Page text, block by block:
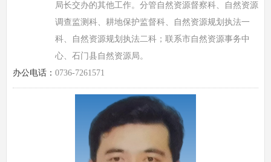
局长交办的其他工作。分管自然资源督察科、自然资源
调查监测科、耕地保护监督科、自然资源规划执法一
科、自然资源规划执法二科；联系市自然资源事务中
心、石门县自然资源局。
办公电话： 0736-7261571